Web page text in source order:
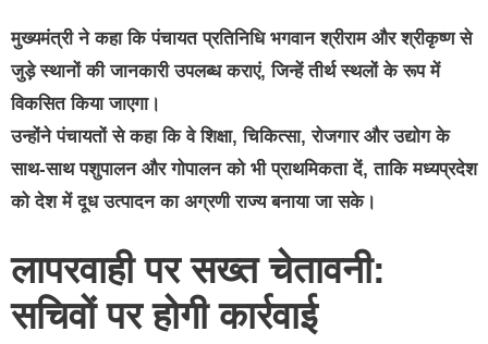
मुख्यमंत्री ने कहा कि पंचायत प्रतिनिधि भगवान श्रीराम और श्रीकृष्ण से
जुड़े स्थानों की जानकारी उपलब्ध कराएं, जिन्हें तीर्थ स्थलों के रूप में
विकसित किया जाएगा।
उन्होंने पंचायतों से कहा कि वे शिक्षा, चिकित्सा, रोजगार और उद्योग के
साथ-साथपशुपालन और गोपालनको भी प्राथमिकता दें, ताकि मध्यप्रदेश
को देश मेंदूध उत्पादन का अग्रणी राज्यबनाया जा सके।
लापरवाही पर सख्त चेतावनी:
सचिवों पर होगी कार्रवाई